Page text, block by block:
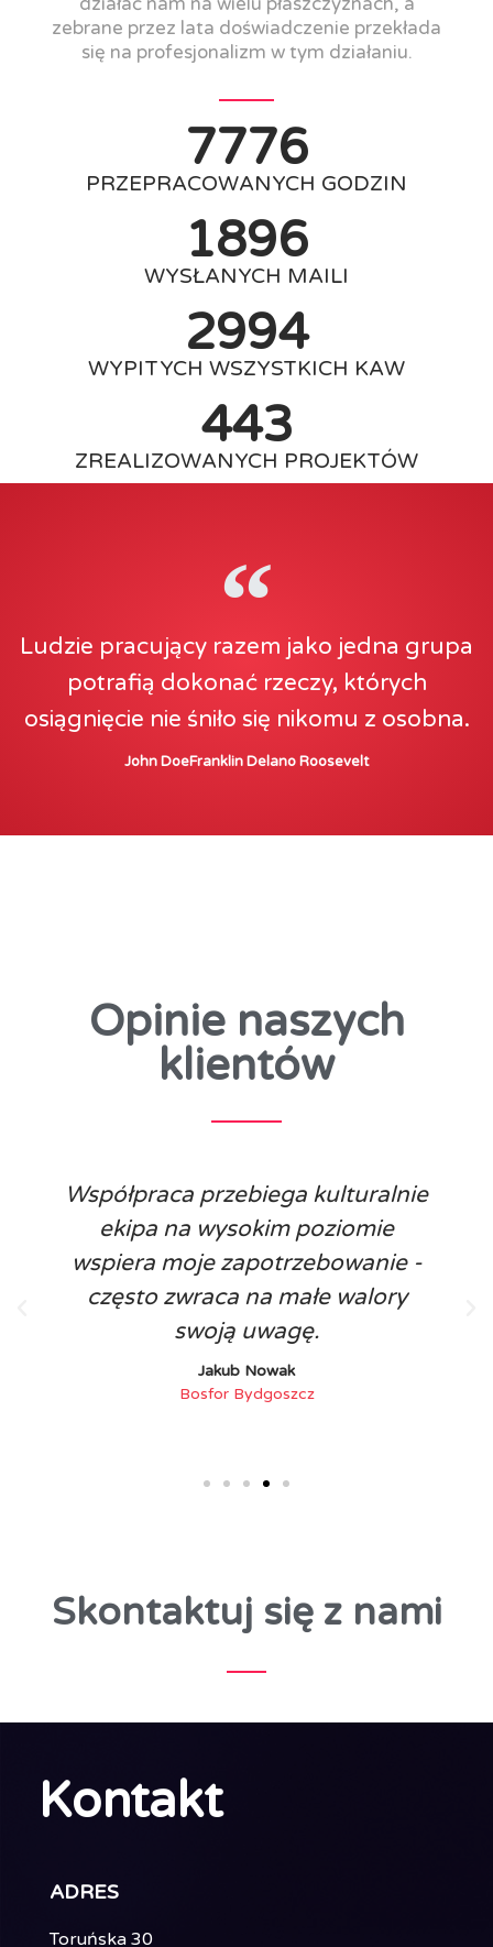
zebrane przez lata doświadczenie przekłada
się na profesjonalizm w tym działaniu.
7776
PRZEPRACOWANYCH GODZIN
1896
WYSŁANYCH MAILI
2994
WYPITYCH WSZYSTKICH KAW
443
ZREALIZOWANYCH PROJEKTÓW
Ludzie pracujący razem jako jedna grupa
potrafią dokonać rzeczy, których
osiągnięcie nie śniło się nikomu z osobna.
John DoeFranklin Delano Roosevelt
Opinie naszych
klientów
Współpraca przebiega kulturalnie
ekipa na wysokim poziomie
wspiera moje zapotrzebowanie -
często zwraca na małe walory
swoją uwagę.
Jakub Nowak
Bosfor Bydgoszcz
Skontaktuj się z nami
Kontakt
ADRES
Toruńska 30